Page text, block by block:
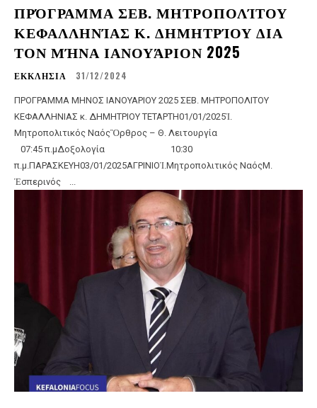
ΠΡΌΓΡΑΜΜΑ ΣΕΒ. ΜΗΤΡΟΠΟΛΊΤΟΥ
ΚΕΦΑΛΛΗΝΊΑΣ Κ. ΔΗΜΗΤΡΊΟΥ ΔΙΑ
ΤΟΝ ΜΉΝΑ ΙΑΝΟΥΆΡΙΟΝ 2025
ΕΚΚΛΗΣΙΑ 31/12/2024
ΠΡΟΓΡΑΜΜΑ ΜΗΝΟΣ IANOYAΡΙΟΥ 2025 ΣΕΒ. ΜΗΤΡΟΠΟΛΙΤΟΥ
ΚΕΦΑΛΛΗΝΙΑΣ κ. ΔΗΜΗΤΡΙΟΥ ΤΕΤΑΡΤΗ01/01/2025Ἱ.
Μητροπολιτικός ΝαόςὊρθρος – Θ. Λειτουργία
07:45 π.μΔοξολογία 10:30
π.μ.ΠΑΡΑΣΚΕΥΗ03/01/2025ΑΓΡΙΝΙΟἹ.Μητροπολιτικός ΝαόςΜ.
Ἑσπερινός ...